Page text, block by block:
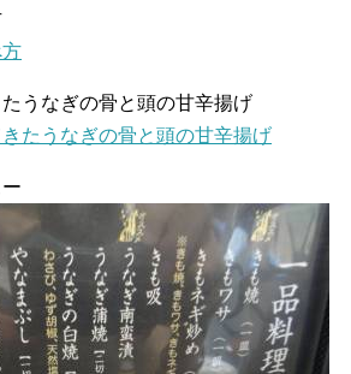
うなぎの骨と頭の甘辛揚げ